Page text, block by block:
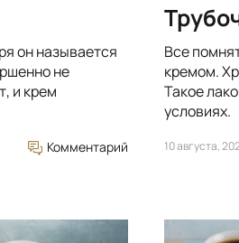
он называется
не
и крем
Комментарий
Все
кремом.
Такое
условиях.
10 августа,